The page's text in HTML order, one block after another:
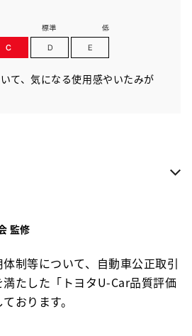
て、気になる使用感やいたみが
監修
制等について、自動車公正取引
たした「トヨタU-Car品質評価
おります。